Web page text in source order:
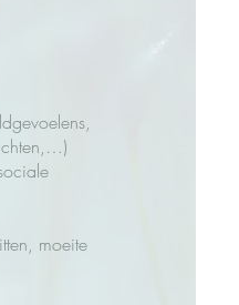
moeite